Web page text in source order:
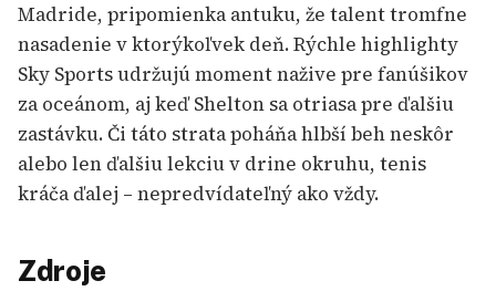
Madride, pripomienka antuku, že talent tromfne
nasadenie v ktorýkoľvek deň. Rýchle highlighty
Sky Sports udržujú moment nažive pre fanúšikov
za oceánom, aj keď Shelton sa otriasa pre ďalšiu
zastávku. Či táto strata poháňa hlbší beh neskôr
alebo len ďalšiu lekciu v drine okruhu, tenis
kráča ďalej – nepredvídateľný ako vždy.
Zdroje